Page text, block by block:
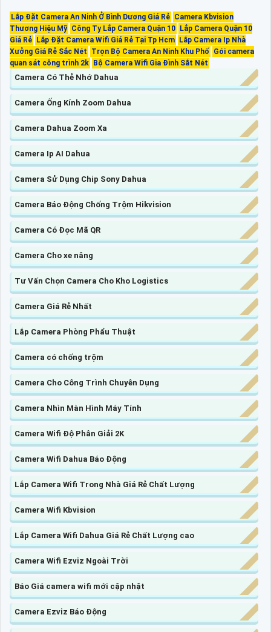
Lắp Đặt Camera An Ninh Ở Bình Dương Giá Rẻ Camera Kbvision
Thương Hiệu Mỹ Công Ty Lắp Camera Quận 10
Lắp Camera Quận 10
Giá Rẻ
Lắp Đặt Camera Wifi Giá Rẻ Tại Tp Hcm
Lắp Camera Ip Nhà
Xưởng Giá Rẻ Sắc Nét
Trọn Bộ Camera An Ninh Khu Phố
Gói camera
quan sát công trình 2k
Bộ Camera Wifi Gia Đình Sắt Nét
Camera Có Thẻ Nhớ Dahua
Camera Ống Kính Zoom Dahua
Camera Dahua Zoom Xa
Camera Ip AI Dahua
Camera Sử Dụng Chip Sony Dahua
Camera Báo Động Chống Trộm Hikvision
Camera Có Đọc Mã QR
Camera Cho xe nâng
Tư Vấn Chọn Camera Cho Kho Logistics
Camera Giá Rẻ Nhất
Lắp Camera Phòng Phẩu Thuật
Camera có chống trộm
Camera Cho Công Trình Chuyên Dụng
Camera Nhìn Màn Hình Máy Tính
Camera Wifi Độ Phân Giải 2K
Camera Wifi Dahua Báo Động
Lắp Camera Wifi Trong Nhà Giá Rẻ Chất Lượng
Camera Wifi Kbvision
Lắp Camera Wifi Dahua Giá Rẻ Chất Lượng cao
Camera Wifi Ezviz Ngoài Trời
Báo Giá camera wifi mới cập nhật
Camera Ezviz Báo Động